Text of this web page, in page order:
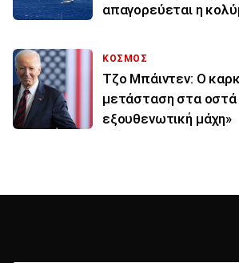
απαγορεύεται η
ΚΟΣΜΟΣ
Τζο Μπάιντεν: Ο
μετάσταση στα οστά
εξουθενωτική μάχη»